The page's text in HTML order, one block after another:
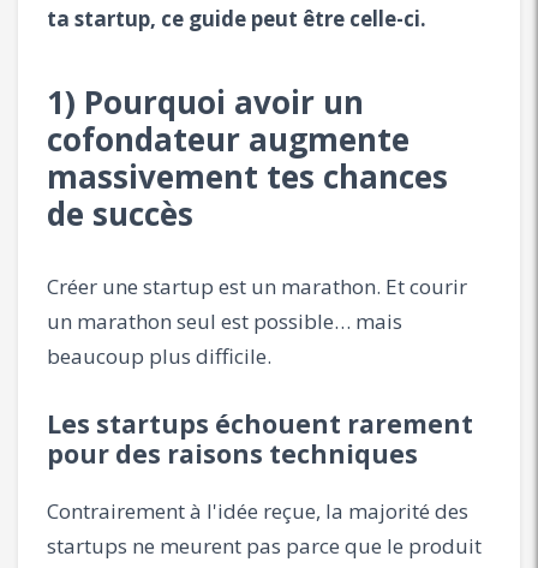
ta startup, ce guide peut être celle-ci.
1) Pourquoi avoir un
cofondateur augmente
massivement tes chances
de succès
Créer une startup est un marathon. Et courir
un marathon seul est possible… mais
beaucoup plus difficile.
Les startups échouent rarement
pour des raisons techniques
Contrairement à l'idée reçue, la majorité des
startups ne meurent pas parce que le produit